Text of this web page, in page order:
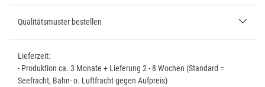
Qualitätsmuster bestellen
Lieferzeit:
- Produktion ca. 3 Monate + Lieferung 2 - 8 Wochen (Standard =
Seefracht, Bahn- o. Luftfracht gegen Aufpreis)